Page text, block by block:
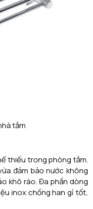
tắm
thiếu trong phòng tắm.
đảm bảo nước không
khô ráo. Đa phần dòng
inox chống han gỉ tốt,